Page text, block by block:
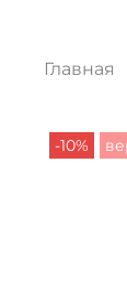
Главная
-10%